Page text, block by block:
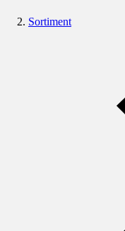
Sortiment